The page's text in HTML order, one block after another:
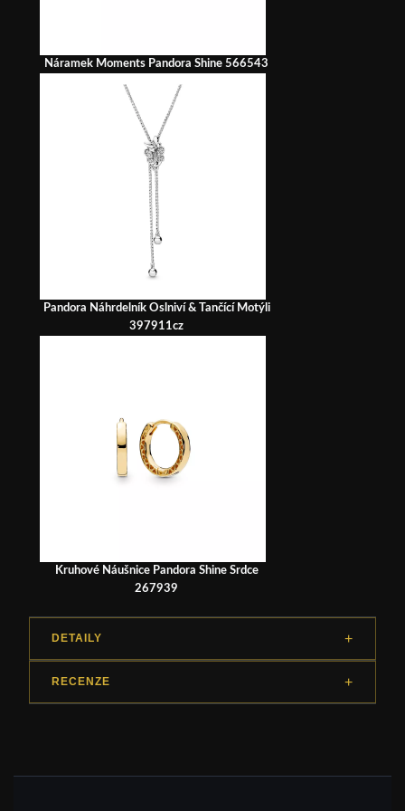
Náramek Moments Pandora Shine 566543
Pandora Náhrdelník Oslniví & Tančící Motýli
397911cz
Kruhové Náušnice Pandora Shine Srdce
267939
DETAILY
RECENZE